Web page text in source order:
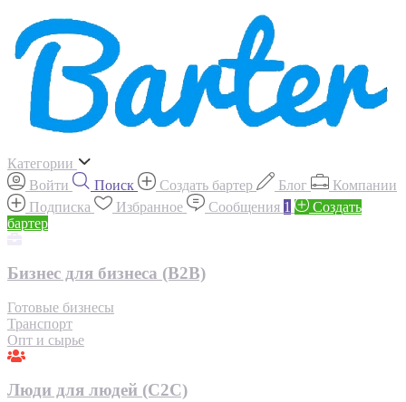
Категории
Войти
Поиск Создать бартер Блог
Компании
Подписка
Избранное Сообщения 1
Создать
бартер
Бизнес для бизнеса (B2B)
Готовые бизнесы
Транспорт
Опт и сырье
Люди для людей (С2С)